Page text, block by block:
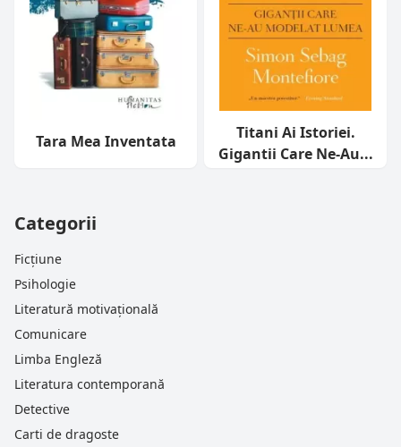
Tara Mea Inventata
Titani Ai Istoriei.
Gigantii Care Ne-Au...
Categorii
Ficțiune
Psihologie
Literatură motivațională
Comunicare
Limba Engleză
Literatura contemporană
Detective
Carti de dragoste